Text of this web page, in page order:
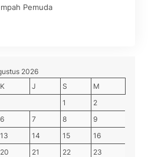
Pemuda
2026
K J S
M
1
2
6 7 8
9
13 14 15
16
20 21 22
23